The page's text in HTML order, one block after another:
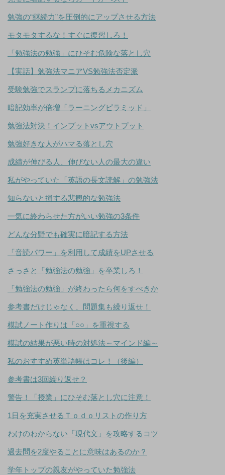
勉強の“継続力”を圧倒的にアップさせる方法
モタモタするな！すぐに復習しろ！
「勉強法の勉強」にひそむ危険な落とし穴
【実話】勉強法マニアVS勉強法否定派
受験勉強でスランプに落ちるメカニズム
暗記効率が倍増「ラーニングピラミッド」
勉強法対決！インプットvsアウトプット
勉強好きな人がハマる落とし穴
成績が伸びる人、伸びない人の最大の違い
私がやっていた「英語の長文読解」の勉強法
知らないと損する悲観的な勉強法
一気に終わらせた方がいい勉強の3条件
どんな分野でも確実に暗記する方法
「音読パワー」を利用して成績をUPさせる
さっさと「勉強法の勉強」を卒業しろ！
「勉強法の勉強」が終わったら何をすべきか
参考書だけじゃなく、問題集も繰り返せ！
模試ノート作りは「○○」を重視する
模試の結果が悪い時の対処法～マインド編～
私のおすすめ英単語帳はコレ！（後編）
参考書は3回繰り返せ？
警告！「授業」にひそむ落とし穴に注意！
1日を充実させるＴｏｄｏリストの作り方
わけのわからない「現代文」を攻略するコツ
過去問を2度やることに意味はあるのか？
学年トップの親友がやっていた勉強法